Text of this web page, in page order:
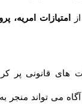
امریه، پروژه
قانونی پر کردن
تواند منجر به از